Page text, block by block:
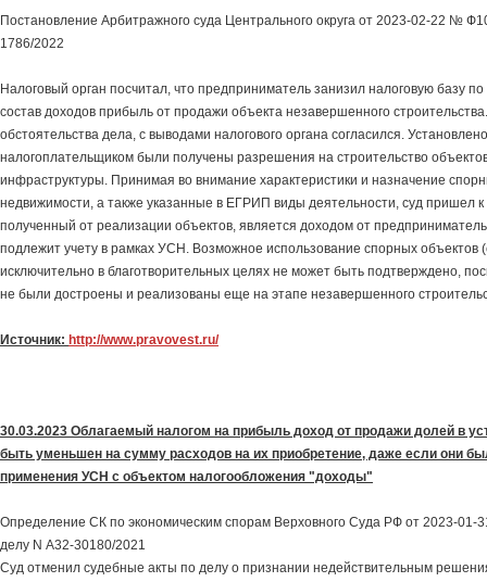
Постановление Арбитражного суда Центрального округа от 2023-02-22 №
1786/2022
Налоговый орган посчитал, что предприниматель занизил налоговую базу
состав доходов прибыль от продажи объекта незавершенного
обстоятельства дела, с выводами налогового органа согласился.
налогоплательщиком были получены разрешения на строительство
инфраструктуры. Принимая во внимание характеристики и назначение
недвижимости, а также указанные в ЕГРИП виды деятельности, суд пришел к
полученный от реализации объектов, является доходом от
подлежит учету в рамках УСН. Возможное использование спорных объектов
исключительно в благотворительных целях не может быть подтверждено,
не были достроены и реализованы еще на этапе незавершенного
Источник: http://www.pravovest.ru/
30.03.2023 Облагаемый налогом на прибыль доход от продажи долей в
быть уменьшен на сумму расходов на их приобретение, даже если они
применения УСН с объектом налогообложения "доходы"
Определение СК по экономическим спорам Верховного Суда РФ от 2023-
делу N А32-30180/2021
Суд отменил судебные акты по делу о признании недействительным